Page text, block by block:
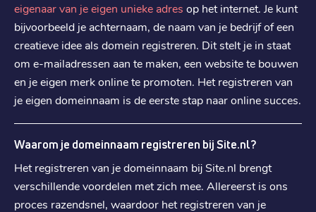
.it
Registratie: € 3,99
Verhuizen: € 3,99
Verlengen: € 5,19
Registratie € 4,49
Verhuizen € 4,49
Verlengen: € 6,69
eigenaar van je eigen unieke adres op het internet. Je kunt
bijvoorbeeld je achternaam, de naam van je bedrijf of een
creatieve idee als domein registreren. Dit stelt je in staat
om e-mailadressen aan te maken, een website te bouwen
en je eigen merk online te promoten. Het registreren van
je eigen domeinnaam is de eerste stap naar online succes.
Waarom je domeinnaam registreren bij Site.nl?
Het registreren van je domeinnaam bij Site.nl brengt
verschillende voordelen met zich mee. Allereerst is ons
proces razendsnel, waardoor het registreren van je